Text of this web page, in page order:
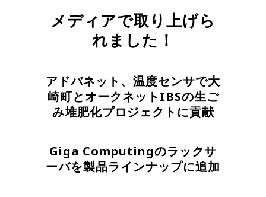
メディアで取り上げら
れました！
アドバネット、温度センサで大
崎町とオークネットIBSの生ご
み堆肥化プロジェクトに貢献
Giga Computingのラックサ
ーバを製品ラインナップに追加